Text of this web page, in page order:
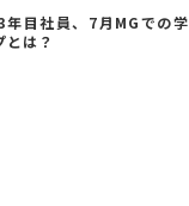
年目社員、7月MGでの学
は？